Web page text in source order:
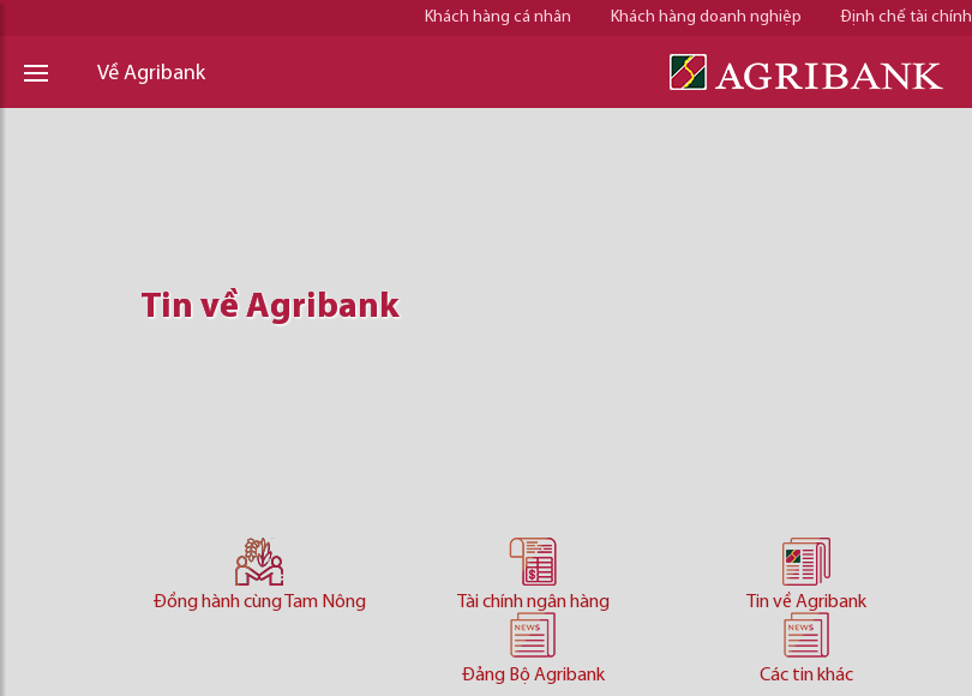
Khách hàng cá nhân Khách hàng doanh nghiệp Định chế tài chính
Về Agribank
Tin về Agribank
Tin về Agribank
Tin về Agribank
Đồng hành cùng Tam Nông Tài chính ngân hàng Tin về Agribank
Đảng Bộ Agribank Các tin khác